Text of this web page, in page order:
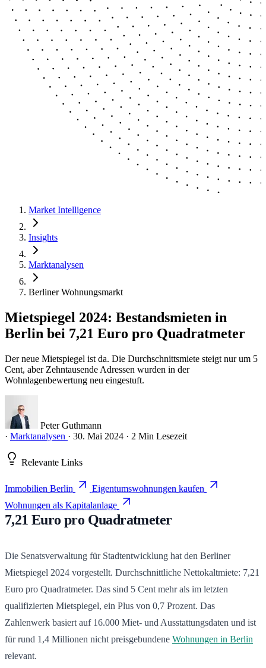
Market Intelligence
Insights
Marktanalysen
Berliner Wohnungsmarkt
Mietspiegel 2024: Bestandsmieten in
Berlin bei 7,21 Euro pro Quadratmeter
Der neue Mietspiegel ist da. Die Durchschnittsmiete steigt nur um 5
Cent, aber Zehntausende Adressen wurden in der
Wohnlagenbewertung neu eingestuft.
Peter Guthmann
· Marktanalysen · 30. Mai 2024 · 2 Min Lesezeit
Relevante Links
Immobilien Berlin
Eigentumswohnungen kaufen
Wohnungen als Kapitalanlage
7,21 Euro pro Quadratmeter
Die Senatsverwaltung für Stadtentwicklung hat den Berliner
Mietspiegel 2024 vorgestellt. Durchschnittliche Nettokaltmiete: 7,21
Euro pro Quadratmeter. Das sind 5 Cent mehr als im letzten
qualifizierten Mietspiegel, ein Plus von 0,7 Prozent. Das
Zahlenwerk basiert auf 16.000 Miet- und Ausstattungsdaten und ist
für rund 1,4 Millionen nicht preisgebundene Wohnungen in Berlin
relevant.